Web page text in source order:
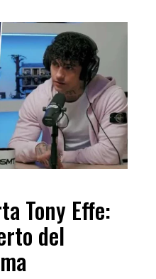
Tony Effe:
del